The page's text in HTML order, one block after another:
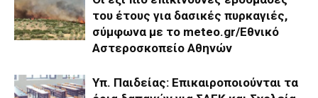
του έτους για δασικές πυρκαγιές,
σύμφωνα με το meteo.gr/Εθνικό
Αστεροσκοπείο Αθηνών
Υπ. Παιδείας: Επικαιροποιούνται τα